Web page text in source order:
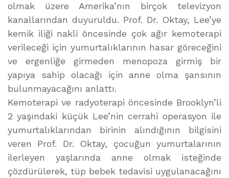
olmak üzere Amerika’nın birçok televizyon
kanallarından duyuruldu. Prof. Dr. Oktay, Lee’ye
kemik iliği nakli öncesinde çok ağır kemoterapi
verileceği için yumurtalıklarının hasar göreceğini
ve ergenliğe girmeden menopoza girmiş bir
yapıya sahip olacağı için anne olma şansının
bulunmayacağını anlattı.
Kemoterapi ve radyoterapi öncesinde Brooklyn’li
2 yaşındaki küçük Lee’nin cerrahi operasyon ile
yumurtalıklarından birinin alındığının bilgisini
veren Prof. Dr. Oktay, çocuğun yumurtalarının
ilerleyen yaşlarında anne olmak isteğinde
çözdürülerek, tüp bebek tedavisi uygulanacağını